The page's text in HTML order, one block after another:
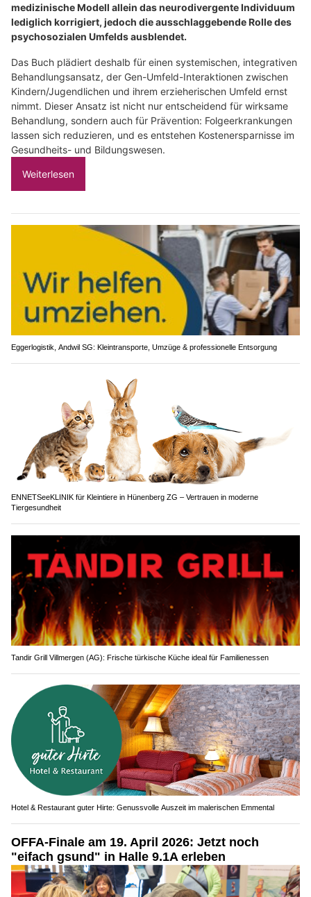
medizinische Modell allein das neurodivergente Individuum
lediglich korrigiert, jedoch die ausschlaggebende Rolle des
psychosozialen Umfelds ausblendet.
Das Buch plädiert deshalb für einen systemischen, integrativen
Behandlungsansatz, der Gen-Umfeld-Interaktionen zwischen
Kindern/Jugendlichen und ihrem erzieherischen Umfeld ernst
nimmt. Dieser Ansatz ist nicht nur entscheidend für wirksame
Behandlung, sondern auch für Prävention: Folgeerkrankungen
lassen sich reduzieren, und es entstehen Kostenersparnisse im
Gesundheits- und Bildungswesen.
Weiterlesen
Eggerlogistik, Andwil SG: Kleintransporte, Umzüge & professionelle Entsorgung
ENNETSeeKLINIK für Kleintiere in Hünenberg ZG – Vertrauen in moderne
Tiergesundheit
Tandir Grill Villmergen (AG): Frische türkische Küche ideal für Familienessen
Hotel & Restaurant guter Hirte: Genussvolle Auszeit im malerischen Emmental
OFFA-Finale am 19. April 2026: Jetzt noch
"eifach gsund" in Halle 9.1A erleben